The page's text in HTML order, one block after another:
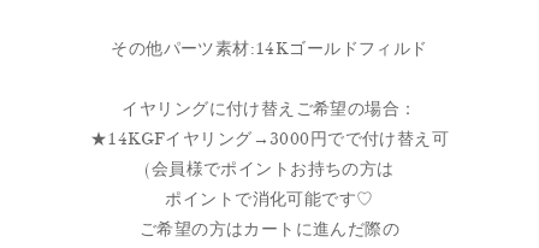
その他パーツ素材:14Kゴールドフィルド
イヤリングに付け替えご希望の場合：
★14KGFイヤリング→3000円でで付け替え可
(会員様でポイントお持ちの方は
ポイントで消化可能です♡
ご希望の方はカートに進んだ際の